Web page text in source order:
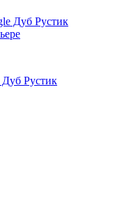
Рустик